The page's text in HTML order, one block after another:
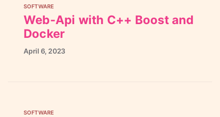
SOFTWARE
Web-Api with C++ Boost and
Docker
April 6, 2023
SOFTWARE